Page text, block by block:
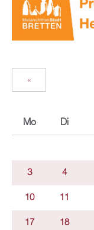
«
Mo Di
3 4
10 11
17 18